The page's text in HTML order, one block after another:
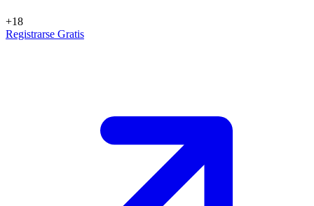
+18
Registrarse Gratis